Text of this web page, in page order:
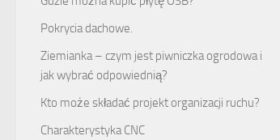
Pokrycia dachowe.
Ziemianka – czym jest piwniczka ogrodowa i
jak wybrać odpowiednią?
Kto może składać projekt organizacji ruchu?
Charakterystyka CNC